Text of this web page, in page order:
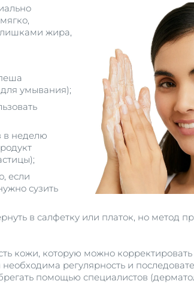
жира,
умывания);
в неделю
если
сузить
в салфетку или платок, но метод
кожи, которую можно
регулярность и
помощью специалистов